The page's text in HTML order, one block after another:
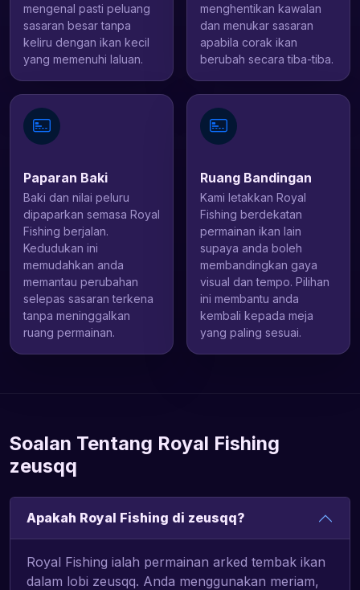
mengenal pasti peluang
sasaran besar tanpa
keliru dengan ikan kecil
yang memenuhi laluan.
menghentikan kawalan
dan menukar sasaran
apabila corak ikan
berubah secara tiba-tiba.
Paparan Baki
Baki dan nilai peluru
dipaparkan semasa Royal
Fishing berjalan.
Kedudukan ini
memudahkan anda
memantau perubahan
selepas sasaran terkena
tanpa meninggalkan
ruang permainan.
Ruang Bandingan
Kami letakkan Royal
Fishing berdekatan
permainan ikan lain
supaya anda boleh
membandingkan gaya
visual dan tempo. Pilihan
ini membantu anda
kembali kepada meja
yang paling sesuai.
Soalan Tentang Royal Fishing
zeusqq
Apakah Royal Fishing di zeusqq?
Royal Fishing ialah permainan arked tembak ikan
dalam lobi zeusqq. Anda menggunakan meriam,